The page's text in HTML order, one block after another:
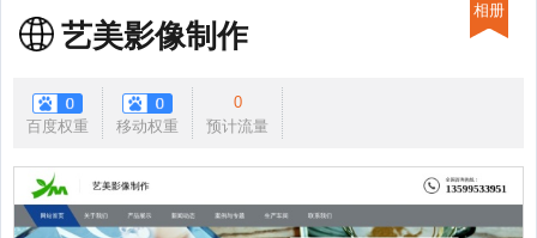
艺美影像制作
百度权重 移动权重
0
预计流量
相册